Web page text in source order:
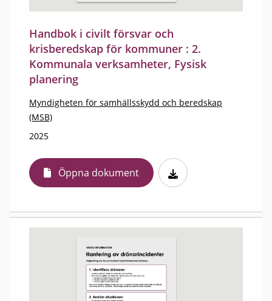
Handbok i civilt försvar och
krisberedskap för kommuner : 2.
Kommunala verksamheter, Fysisk
planering
Myndigheten för samhällsskydd och beredskap
(MSB)
2025
Öppna dokument